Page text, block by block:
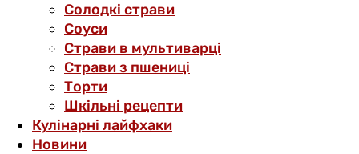
Солодкі страви
Соуси
Страви в мультиварці
Страви з пшениці
Торти
Шкільні рецепти
Кулінарні лайфхаки
Новини